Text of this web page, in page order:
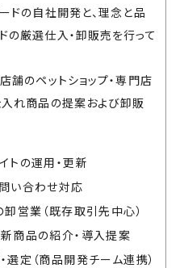
ドの自社開発と、理念と品
の厳選仕入・卸販売を行って
のペットショップ・専門店
入れ商品の提案および卸販
の運用・更新
い合わせ対応
営業（既存取引先中心）
商品の紹介・導入提案
選定（商品開発チーム連携）